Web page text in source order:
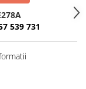
539 731